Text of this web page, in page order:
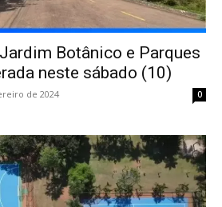
Botânico e Parques
neste sábado (10)
de 2024 0